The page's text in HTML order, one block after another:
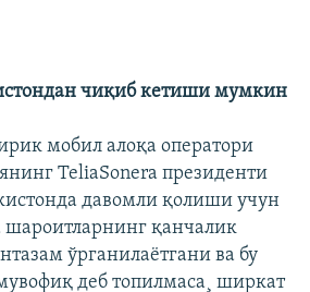
чиқиб кетиши мумкин
мобил алоқа оператори
TeliaSonera президенти
давомли қолиши учун
қанчалик
ўрганилаëтгани ва бу
деб топилмаса¸ ширкат